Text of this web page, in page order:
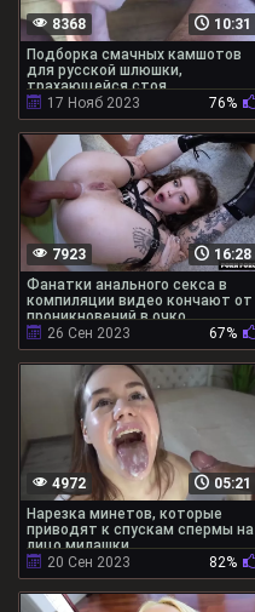
10:31
8368
Подборка смачных камшотов
для русской шлюшки,
трахающейся стоя
17 Нояб 2023
76%
16:28
7923
Фанатки анального секса в
компиляции видео кончают от
проникновений в очко
26 Сен 2023
67%
05:21
4972
Нарезка минетов, которые
приводят к спускам спермы на
лицо милашки
20 Сен 2023
82%